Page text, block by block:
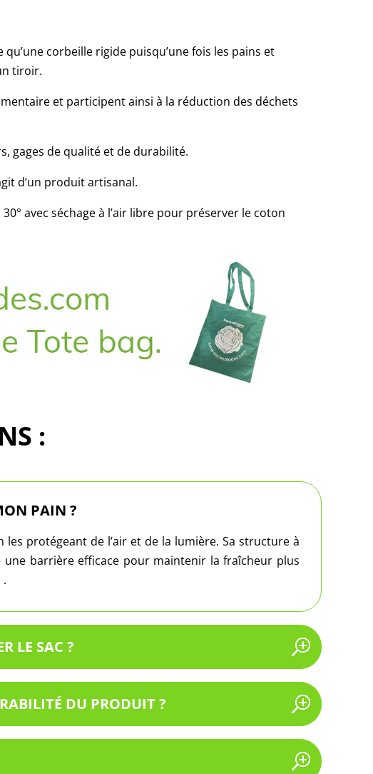
corbeille rigide puisqu’une fois les pains et
tiroir.
et participent ainsi à la réduction des déchets
gages de qualité et de durabilité.
d’un produit artisanal.
avec séchage à l’air libre pour préserver le coton
:
PAIN ?
protégeant de l’air et de la lumière. Sa structure à
barrière efficace pour maintenir la fraîcheur plus
LE SAC ?
DU PRODUIT ?